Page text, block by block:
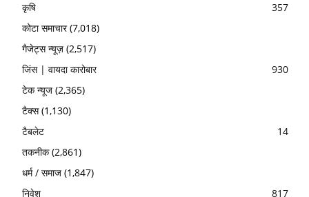
कृषि
357
कोटा समाचार(7,018)
गैजेट्स न्यूज़ (2,517)
जिंस | वायदा कारोबार
930
टेक न्यूज (2,365)
टैक्स(1,130)
टैबलेट
14
तकनीक(2,861)
धर्म / समाज (1,847)
निवेश
817